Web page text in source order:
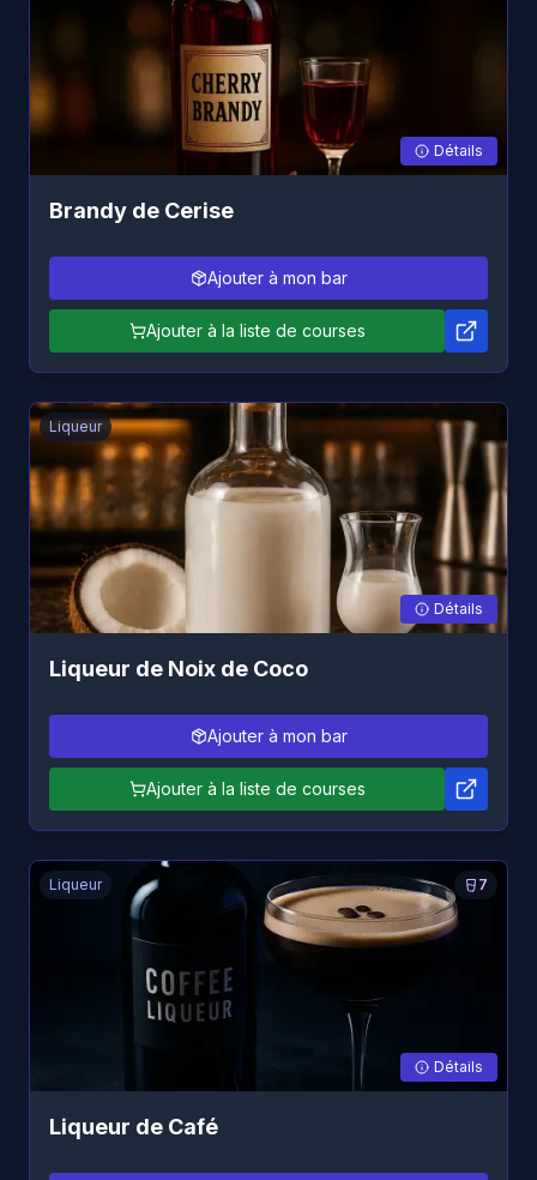
Détails
Brandy de Cerise
Ajouter à mon bar
Ajouter à la liste de courses
Liqueur
Détails
Liqueur de Noix de Coco
Ajouter à mon bar
Ajouter à la liste de courses
7
Liqueur
Détails
Liqueur de Café